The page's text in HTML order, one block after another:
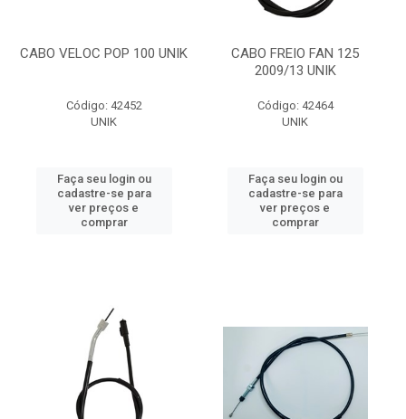
CABO VELOC POP 100 UNIK
Código: 42452
UNIK
Faça seu login ou
cadastre-se para
ver preços e
comprar
CABO FREIO FAN 125
2009/13 UNIK
Código: 42464
UNIK
Faça seu login ou
cadastre-se para
ver preços e
comprar